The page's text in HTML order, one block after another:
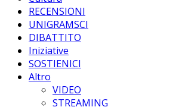
RECENSIONI
UNIGRAMSCI
DIBATTITO
Iniziative
SOSTIENICI
Altro
VIDEO
STREAMING